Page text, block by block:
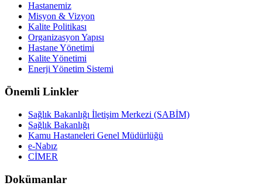
Hastanemiz
Misyon & Vizyon
Kalite Politikası
Organizasyon Yapısı
Hastane Yönetimi
Kalite Yönetimi
Enerji Yönetim Sistemi
Önemli Linkler
Sağlık Bakanlığı İletişim Merkezi (SABİM)
Sağlık Bakanlığı
Kamu Hastaneleri Genel Müdürlüğü
e-Nabız
CİMER
Dokümanlar